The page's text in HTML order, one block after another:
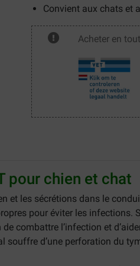
Convient aux chats et
Acheter en
pour chien et chat
et les sécrétions dans le
pour éviter les
combattre l’infection et
d’une perforation du